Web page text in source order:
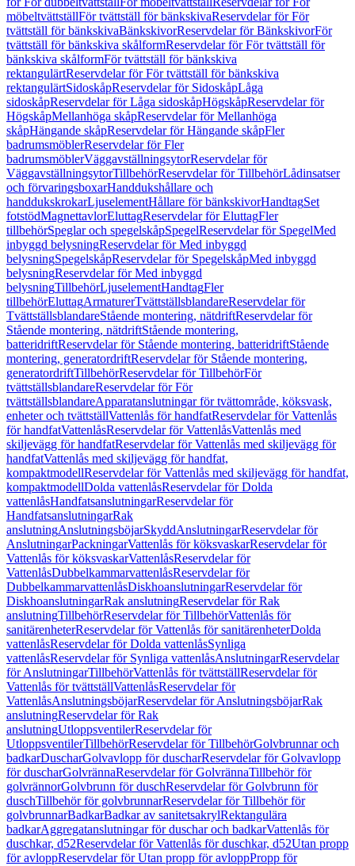
möbeltvättställFör tvättställ för bänkskivaReservdelar för För
tvättställ för bänkskivaBänkskivorReservdelar för BänkskivorFör
tvättställ för bänkskiva skålformReservdelar för För tvättställ för
bänkskiva skålformFör tvättställ för bänkskiva
rektangulärtReservdelar för För tvättställ för bänkskiva
rektangulärtSidoskåpReservdelar för SidoskåpLåga
sidoskåpReservdelar för Låga sidoskåpHögskåpReservdelar för
HögskåpMellanhöga skåpReservdelar för Mellanhöga
skåpHängande skåpReservdelar för Hängande skåpFler
badrumsmöblerReservdelar för Fler
badrumsmöblerVäggavställningsytorReservdelar för
VäggavställningsytorTillbehörReservdelar för TillbehörLådinsatser
och förvaringsboxarHanddukshållare och
handdukskrokarLjuselementHållare för bänkskivorHandtagSet
fotstödMagnettavlorEluttagReservdelar för EluttagFler
tillbehörSpeglar och spegelskåpSpegelReservdelar för SpegelMed
inbyggd belysningReservdelar för Med inbyggd
belysningSpegelskåpReservdelar för SpegelskåpMed inbyggd
belysningReservdelar för Med inbyggd
belysningTillbehörLjuselementHandtagFler
tillbehörEluttagArmaturerTvättställsblandareReservdelar för
TvättställsblandareStående montering, nätdriftReservdelar för
Stående montering, nätdriftStående montering,
batteridriftReservdelar för Stående montering, batteridriftStående
montering, generatordriftReservdelar för Stående montering,
generatordriftTillbehörReservdelar för TillbehörFör
tvättställsblandareReservdelar för För
tvättställsblandareApparatanslutningar för tvättområde, köksvask,
enheter och tvättställVattenlås för handfatReservdelar för Vattenlås
för handfatVattenlåsReservdelar för VattenlåsVattenlås med
skiljevägg för handfatReservdelar för Vattenlås med skiljevägg för
handfatVattenlås med skiljevägg för handfat,
kompaktmodellReservdelar för Vattenlås med skiljevägg för handfat,
kompaktmodellDolda vattenlåsReservdelar för Dolda
vattenlåsHandfatsanslutningarReservdelar för
HandfatsanslutningarRak
anslutningAnslutningsböjarSkyddAnslutningarReservdelar för
AnslutningarPackningarVattenlås för köksvaskarReservdelar för
Vattenlås för köksvaskarVattenlåsReservdelar för
VattenlåsDubbelkammarvattenlåsReservdelar för
DubbelkammarvattenlåsDiskhoanslutningarReservdelar för
DiskhoanslutningarRak anslutningReservdelar för Rak
anslutningTillbehörReservdelar för TillbehörVattenlås för
sanitärenheterReservdelar för Vattenlås för sanitärenheterDolda
vattenlåsReservdelar för Dolda vattenlåsSynliga
vattenlåsReservdelar för Synliga vattenlåsAnslutningarReservdelar
för AnslutningarTillbehörVattenlås för tvättställReservdelar för
Vattenlås för tvättställVattenlåsReservdelar för
VattenlåsAnslutningsböjarReservdelar för AnslutningsböjarRak
anslutningReservdelar för Rak
anslutningUtloppsventilerReservdelar för
UtloppsventilerTillbehörReservdelar för TillbehörGolvbrunnar och
badkarDuscharGolvavlopp för duscharReservdelar för Golvavlopp
för duscharGolvrännaReservdelar för GolvrännaTillbehör för
golvrännorGolvbrunn för duschReservdelar för Golvbrunn för
duschTillbehör för golvbrunnarReservdelar för Tillbehör för
golvbrunnarBadkarBadkar av sanitetsakrylRektangulära
badkarAggregatanslutningar för duschar och badkarVattenlås för
duschkar, d52Reservdelar för Vattenlås för duschkar, d52Utan propp
för avloppReservdelar för Utan propp för avloppPropp för